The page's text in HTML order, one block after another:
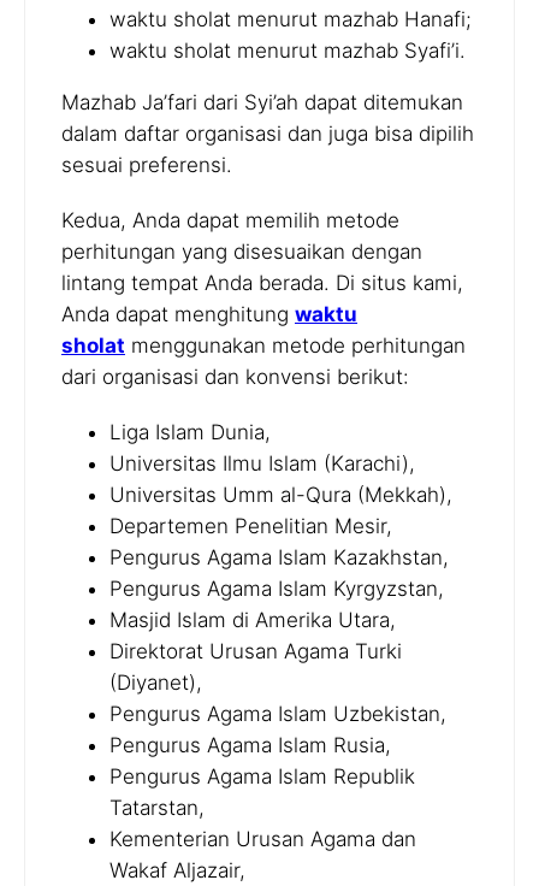
waktu sholat menurut mazhab Hanafi;
waktu sholat menurut mazhab Syafi’i.
Mazhab Ja’fari dari Syi’ah dapat ditemukan
dalam daftar organisasi dan juga bisa dipilih
sesuai preferensi.
Kedua, Anda dapat memilih metode
perhitungan yang disesuaikan dengan
lintang tempat Anda berada. Di situs kami,
Anda dapat menghitung waktu
sholat menggunakan metode perhitungan
dari organisasi dan konvensi berikut:
Liga Islam Dunia,
Universitas Ilmu Islam (Karachi),
Universitas Umm al-Qura (Mekkah),
Departemen Penelitian Mesir,
Pengurus Agama Islam Kazakhstan,
Pengurus Agama Islam Kyrgyzstan,
Masjid Islam di Amerika Utara,
Direktorat Urusan Agama Turki
(Diyanet),
Pengurus Agama Islam Uzbekistan,
Pengurus Agama Islam Rusia,
Pengurus Agama Islam Republik
Tatarstan,
Kementerian Urusan Agama dan
Wakaf Aljazair,